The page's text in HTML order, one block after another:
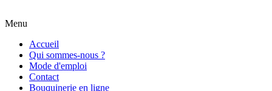
Menu
Accueil
Qui sommes-nous ?
Mode d'emploi
Contact
Bouquinerie en ligne